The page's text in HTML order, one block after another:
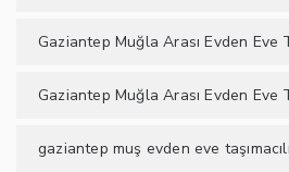
Gaziantep Muğla Arası Evden Eve
Gaziantep Muğla Arası Evden Eve
gaziantep muş evden eve